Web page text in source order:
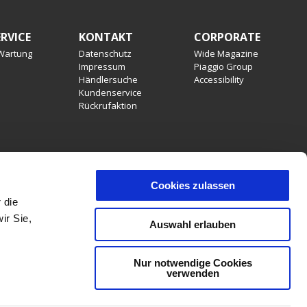
die
Sie,
Cookies zulassen
Auswahl erlauben
Nur notwendige Cookies
verwenden
KONTAKT
Datenschutz
Impressum
Händlersuche
Kundenservice
Rückrufaktion
CORPORATE
Wide Magazine
Piaggio Group
Accessibility
Produktmerkmalen, Dekore oder Sitzbankfarben
Änderungen und Auslaufartikel vorbehalten. PIAGGIO &
Ländern sind aufgrund gesetzlicher Bestimmungen